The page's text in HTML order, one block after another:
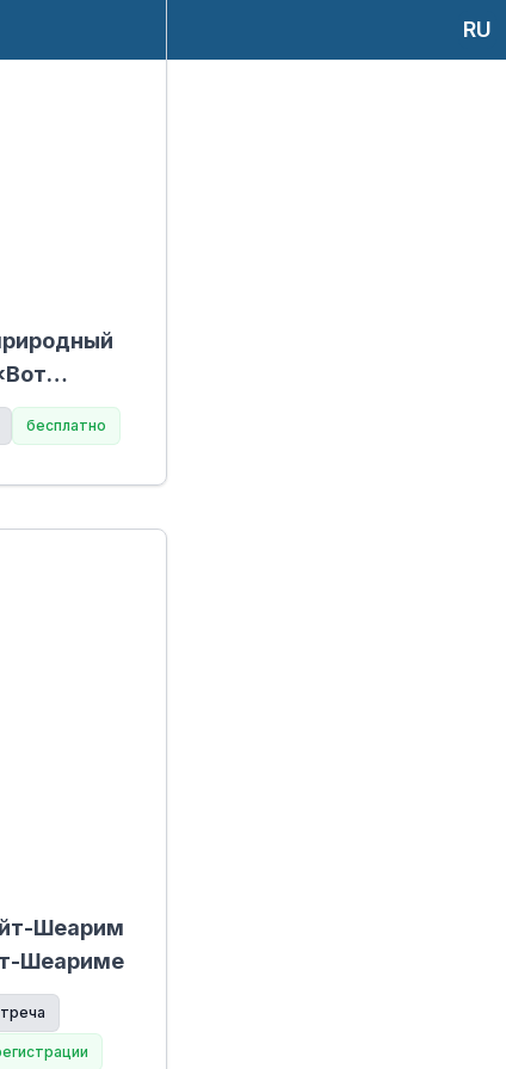
RU
бесплатно
Шеарим
Шеариме